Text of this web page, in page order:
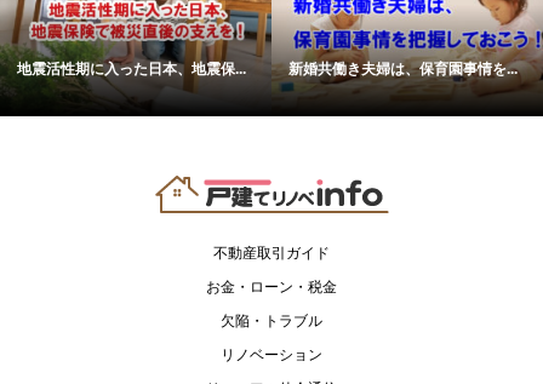
地震活性期に入った日本、地震保... 新婚共働き夫婦は、保育園事情を...
不動産取引ガイド
お金・ローン・税金
欠陥・トラブル
リノベーション